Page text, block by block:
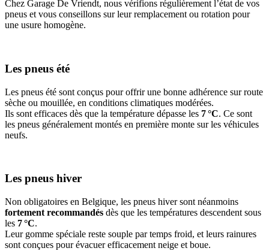
Chez Garage De Vriendt, nous vérifions régulièrement l’état de vos
pneus et vous conseillons sur leur remplacement ou rotation pour
une usure homogène.
Les pneus été
Les pneus été sont conçus pour offrir une bonne adhérence sur route
sèche ou mouillée, en conditions climatiques modérées.
Ils sont efficaces dès que la température dépasse les 7 °C. Ce sont
les pneus généralement montés en première monte sur les véhicules
neufs.
Les pneus hiver
Non obligatoires en Belgique, les pneus hiver sont néanmoins
fortement recommandés dès que les températures descendent sous
les 7 °C.
Leur gomme spéciale reste souple par temps froid, et leurs rainures
sont conçues pour évacuer efficacement neige et boue.